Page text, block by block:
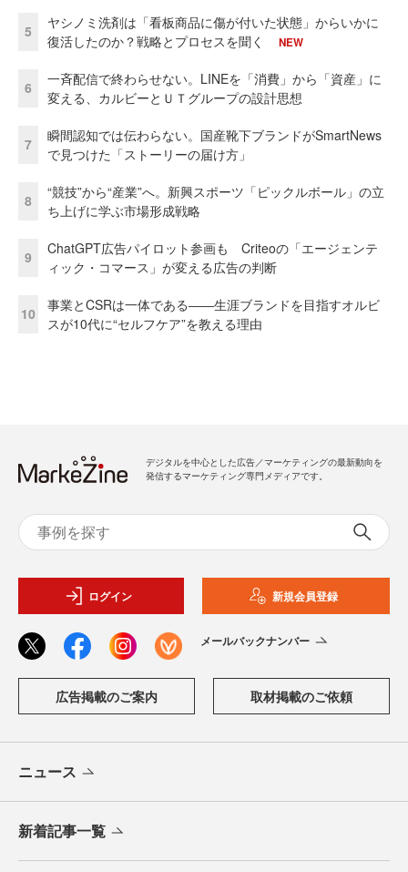
5
ヤシノミ洗剤は「看板商品に傷が付いた状態」からいかに
復活したのか？戦略とプロセスを聞く
NEW
6
一斉配信で終わらせない。LINEを「消費」から「資産」に
変える、カルビーとＵＴグループの設計思想
7
瞬間認知では伝わらない。国産靴下ブランドがSmartNews
で見つけた「ストーリーの届け方」
8
“競技”から“産業”へ。新興スポーツ「ピックルボール」の立
ち上げに学ぶ市場形成戦略
9
ChatGPT広告パイロット参画も Criteoの「エージェンテ
ィック・コマース」が変える広告の判断
10
事業とCSRは一体である――生涯ブランドを目指すオルビ
スが10代に“セルフケア”を教える理由
デジタルを中心とした広告／マーケティングの最新動向を
発信するマーケティング専門メディアです。
ログイン 新規会員登録
メールバックナンバー
広告掲載のご案内 取材掲載のご依頼
ニュース
新着記事一覧